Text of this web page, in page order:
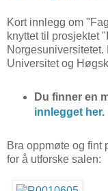
Kort innlegg om
knyttet til prosjektet
Norgesuniversitetet.
Universitet og
Du finner en
innlegget her.
Bra oppmøte og fint
for å utforske salen: